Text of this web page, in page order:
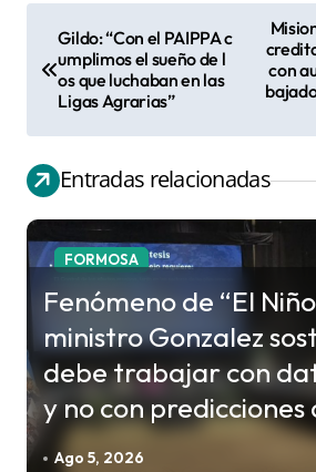
e
g
c
i
d
e
e
Gildo: “Con el PAIPPA c
umplimos el sueño de l
os que luchaban en las
Ligas Agrarias”
con
Entradas relacionadas
FORMOSA
Fenómeno de “El
ministro Gonzalez
debe trabajar con
y no con
Ago 5, 2026